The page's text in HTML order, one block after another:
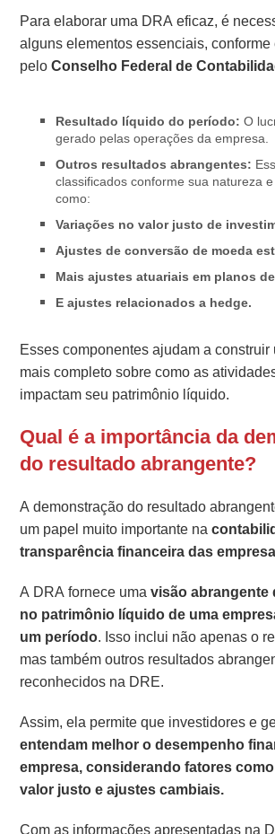
Para elaborar uma DRA eficaz, é
alguns elementos essenciais,
peloConselho Federal de
Resultado líquido do período: O
gerado pelas operações da empresa.
Outros resultados abrangentes:
classificados conforme sua natureza
como:
Variações no valor justo de
Ajustes de conversão de moeda
Mais ajustes atuariais em planos
E ajustes relacionados a hedge.
Esses componentes ajudam a construir
mais completo sobre como as
impactam seu patrimônio líquido.
Qual é a importância da
do resultado abrangente?
A demonstração do resultado
um papel muito importante na
transparência financeira das
A DRA fornece umavisão abrangente
no patrimônio líquido de uma
um período. Isso inclui não apenas o
mas também outros resultados
reconhecidos na DRE.
Assim, ela permite que investidores e
entendam melhor o desempenho
empresa, considerando fatores
valor justo e ajustes cambiais.